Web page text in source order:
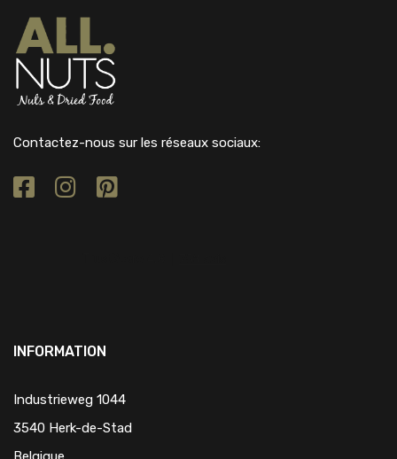
Contactez-nous sur les réseaux sociaux:
INFORMATION
Industrieweg 1044
3540 Herk-de-Stad